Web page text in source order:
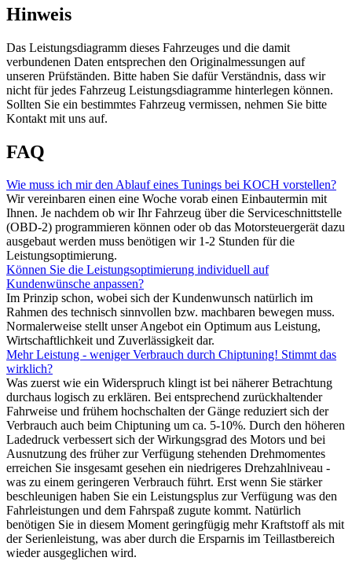
Hinweis
Das Leistungsdiagramm dieses Fahrzeuges und die damit
verbundenen Daten entsprechen den Originalmessungen auf
unseren Prüfständen. Bitte haben Sie dafür Verständnis, dass wir
nicht für jedes Fahrzeug Leistungsdiagramme hinterlegen können.
Sollten Sie ein bestimmtes Fahrzeug vermissen, nehmen Sie bitte
Kontakt mit uns auf.
FAQ
Wie muss ich mir den Ablauf eines Tunings bei KOCH vorstellen?
Wir vereinbaren einen eine Woche vorab einen Einbautermin mit
Ihnen. Je nachdem ob wir Ihr Fahrzeug über die Serviceschnittstelle
(OBD-2) programmieren können oder ob das Motorsteuergerät dazu
ausgebaut werden muss benötigen wir 1-2 Stunden für die
Leistungsoptimierung.
Können Sie die Leistungsoptimierung individuell auf
Kundenwünsche anpassen?
Im Prinzip schon, wobei sich der Kundenwunsch natürlich im
Rahmen des technisch sinnvollen bzw. machbaren bewegen muss.
Normalerweise stellt unser Angebot ein Optimum aus Leistung,
Wirtschaftlichkeit und Zuverlässigkeit dar.
Mehr Leistung - weniger Verbrauch durch Chiptuning! Stimmt das
wirklich?
Was zuerst wie ein Widerspruch klingt ist bei näherer Betrachtung
durchaus logisch zu erklären. Bei entsprechend zurückhaltender
Fahrweise und frühem hochschalten der Gänge reduziert sich der
Verbrauch auch beim Chiptuning um ca. 5-10%. Durch den höheren
Ladedruck verbessert sich der Wirkungsgrad des Motors und bei
Ausnutzung des früher zur Verfügung stehenden Drehmomentes
erreichen Sie insgesamt gesehen ein niedrigeres Drehzahlniveau -
was zu einem geringeren Verbrauch führt. Erst wenn Sie stärker
beschleunigen haben Sie ein Leistungsplus zur Verfügung was den
Fahrleistungen und dem Fahrspaß zugute kommt. Natürlich
benötigen Sie in diesem Moment geringfügig mehr Kraftstoff als mit
der Serienleistung, was aber durch die Ersparnis im Teillastbereich
wieder ausgeglichen wird.